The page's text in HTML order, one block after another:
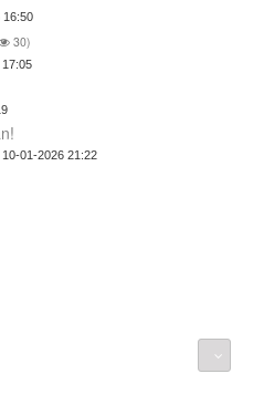
16:50
30)
01-2026 21:22